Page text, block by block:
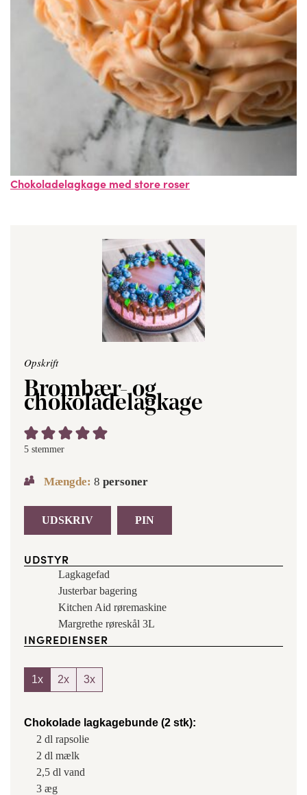
Chokoladelagkage med store roser
Opskrift
Brombær- og
chokoladelagkage
5 stemmer
Mængde: 8 personer
UDSKRIV PIN
UDSTYR
Lagkagefad
Justerbar bagering
Kitchen Aid røremaskine
Margrethe røreskål 3L
INGREDIENSER
1x 2x 3x
Chokolade lagkagebunde (2 stk):
2 dl rapsolie
2 dl mælk
2,5 dl vand
3 æg